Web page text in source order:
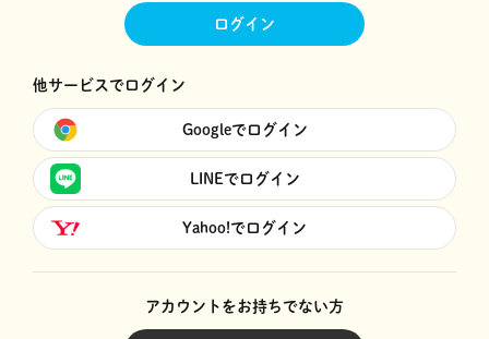
ログイン
他サービスでログイン
Googleでログイン
LINEでログイン
Yahoo!でログイン
アカウントをお持ちでない方